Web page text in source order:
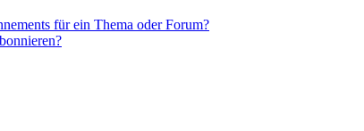
für ein Thema oder Forum?